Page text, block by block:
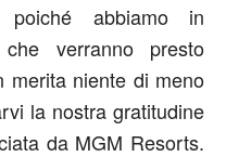
abbiamo in
verranno presto
merita niente di meno
la nostra gratitudine
da MGM Resorts.